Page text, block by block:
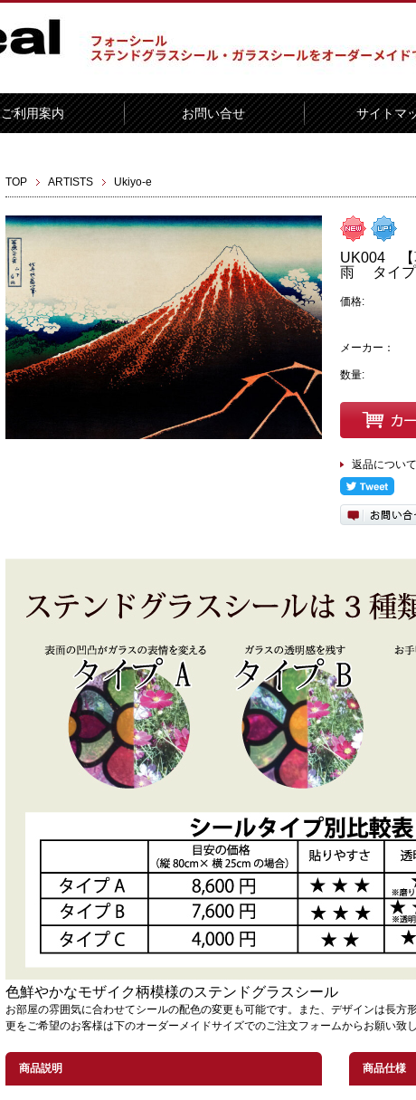
ご利用案内 お問い合せ サイトマ
TOP ARTISTS Ukiyo-e
UK004 【
雨 タイプ
価格:
メーカー：
数量:
返品につい
色鮮やかなモザイク柄模様のステンドグラスシール
お部屋の雰囲気に合わせてシールの配色の変更も可能です。また、デザインは長方
更をご希望のお客様は下のオーダーメイドサイズでのご注文フォームからお願い致
商品説明 商品仕様